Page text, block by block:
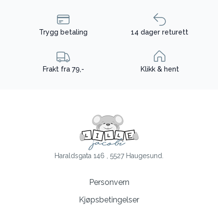
Trygg betaling 14 dager returett
Frakt fra 79,- Klikk & hent
Haraldsgata 146 , 5527 Haugesund.
Personvern
Kjøpsbetingelser